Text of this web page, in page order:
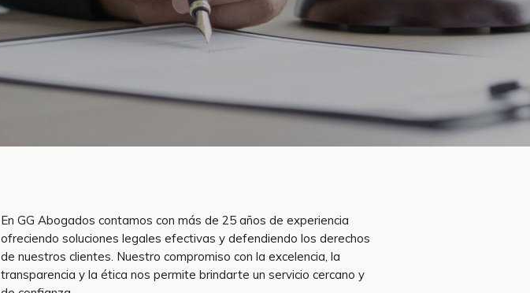
En GG Abogados contamos con más de 25 años de experiencia
ofreciendo soluciones legales efectivas y defendiendo los derechos
de nuestros clientes. Nuestro compromiso con la excelencia, la
transparencia y la ética nos permite brindarte un servicio cercano y